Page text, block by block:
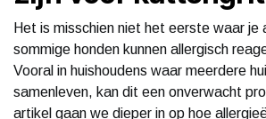
Het is misschien niet het eerste waar je
sommige honden kunnen allergisch
Vooral in huishoudens waar meerdere
samenleven, kan dit een onverwacht
artikel gaan we dieper in op hoe